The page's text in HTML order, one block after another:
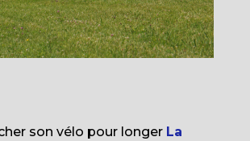
son vélo pour longer La